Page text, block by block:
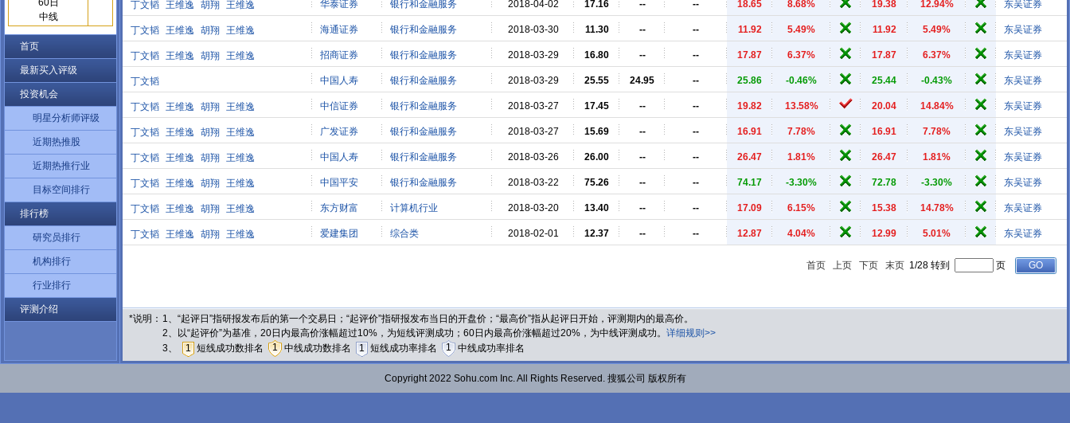
60日
中线
首页
最新买入评级
投资机会
明星分析师评级
近期热推股
近期热推行业
目标空间排行
排行榜
研究员排行
机构排行
行业排行
评测介绍
丁文韬 王维逸 胡翔 王维逸 华泰证券 银行和金融服务 2018-04-02 17.16 -- -- 18.65 8.68% 19.38 12.94% 东吴证券
丁文韬 王维逸 胡翔 王维逸 海通证券 银行和金融服务 2018-03-30 11.30 -- -- 11.92 5.49% 11.92 5.49% 东吴证券
丁文韬 王维逸 胡翔 王维逸 招商证券 银行和金融服务 2018-03-29 16.80 -- -- 17.87 6.37% 17.87 6.37% 东吴证券
丁文韬 中国人寿 银行和金融服务 2018-03-29 25.55 24.95 -- 25.86 -0.46% 25.44 -0.43% 东吴证券
丁文韬 王维逸 胡翔 王维逸 中信证券 银行和金融服务 2018-03-27 17.45 -- -- 19.82 13.58% 20.04 14.84% 东吴证券
丁文韬 王维逸 胡翔 王维逸 广发证券 银行和金融服务 2018-03-27 15.69 -- -- 16.91 7.78% 16.91 7.78% 东吴证券
丁文韬 王维逸 胡翔 王维逸 中国人寿 银行和金融服务 2018-03-26 26.00 -- -- 26.47 1.81% 26.47 1.81% 东吴证券
丁文韬 王维逸 胡翔 王维逸 中国平安 银行和金融服务 2018-03-22 75.26 -- -- 74.17 -3.30% 72.78 -3.30% 东吴证券
丁文韬 王维逸 胡翔 王维逸 东方财富 计算机行业 2018-03-20 13.40 -- -- 17.09 6.15% 15.38 14.78% 东吴证券
丁文韬 王维逸 胡翔 王维逸 爱建集团 综合类 2018-02-01 12.37 -- -- 12.87 4.04% 12.99 5.01% 东吴证券
首页 上页 下页 末页 1/28 转到 页
*说明： 1、“起评日”指研报发布后的第一个交易日；“起评价”指研报发布当日的开盘价；“最高价”指从起评日开始，评测期内的最高价。
2、以“起评价”为基准，20日内最高价涨幅超过10%，为短线评测成功；60日内最高价涨幅超过20%，为中线评测成功。 详细规则>>
3、
1 短线成功数排名 1 中线成功数排名 1 短线成功率排名 1 中线成功率排名
Copyright 2022 Sohu.com Inc. All Rights Reserved. 搜狐公司 版权所有